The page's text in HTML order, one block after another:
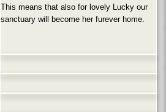
This means that also for lovely Lucky our
sanctuary will become her furever home.